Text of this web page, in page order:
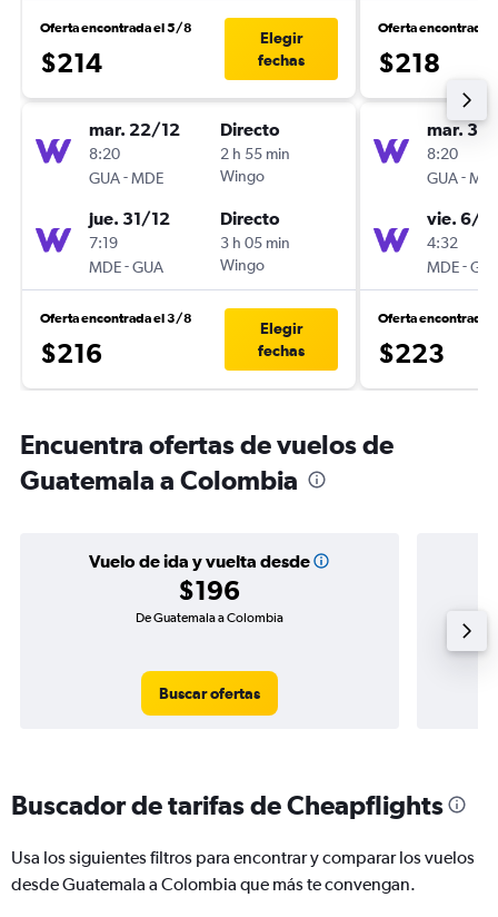
Oferta encontrada el 5/8
$214
Elegir
fechas
mar. 22/12
8:20
GUA-MDE
Directo
2 h 55 min
Wingo
jue. 31/12
7:19
MDE-GUA
Directo
3 h 05 min
Wingo
Oferta encontrada el 3/8
$216
Elegir
fechas
Oferta encontrada
$218
mar. 3/
8:20
GUA-
vie. 6/11
4:32
MDE-
Oferta encontrada
$223
Encuentra ofertas de vuelos de
Guatemala a Colombia
Vuelo de ida y vuelta desde
$196
De Guatemala a Colombia
Buscar ofertas
Buscador de tarifas de Cheapflights
Usa los siguientes filtros para encontrar y comparar los vuelos
desde Guatemala a Colombia que más te convengan.